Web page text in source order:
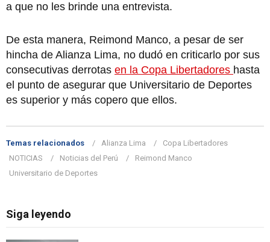
a que no les brinde una entrevista.
De esta manera, Reimond Manco, a pesar de ser
hincha de Alianza Lima, no dudó en criticarlo por sus
consecutivas derrotas en la Copa Libertadores hasta
el punto de asegurar que Universitario de Deportes
es superior y más copero que ellos.
Temas relacionados Alianza Lima
Copa Libertadores
NOTICIAS
Noticias del Perú
Reimond Manco
Universitario de Deportes
Siga leyendo